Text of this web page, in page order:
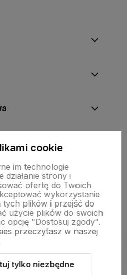
cookie
im technologie
działanie strony i
ofertę do Twoich
wykorzystanie
plików i przejść do
użycie plików do swoich
opcję "Dostosuj zgody".
przeczytasz w naszej
tylko niezbędne